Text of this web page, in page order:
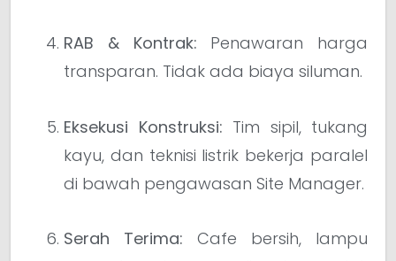
RAB & Kontrak: Penawaran harga
transparan. Tidak ada biaya siluman.
Eksekusi Konstruksi: Tim sipil, tukang
kayu, dan teknisi listrik bekerja paralel
di bawah pengawasan Site Manager.
Serah Terima: Cafe bersih, lampu